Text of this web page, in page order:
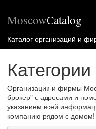
MoscowCatalog
Каталог организаций и
Категории
Организации и фирмы
брокер" с адресами и
указанием всей
компанию рядом с домом!